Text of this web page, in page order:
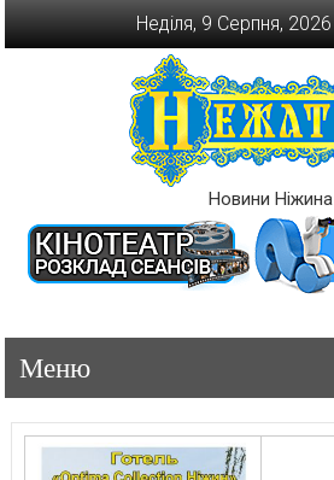
Неділя, 9 Серпня, 2026
Новини Ніжина